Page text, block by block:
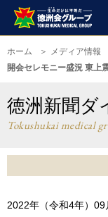
ホーム メディア情報
開会セレモニー盛況 東上
徳洲新聞ダ
Tokushukai medical
2022年（令和4年）